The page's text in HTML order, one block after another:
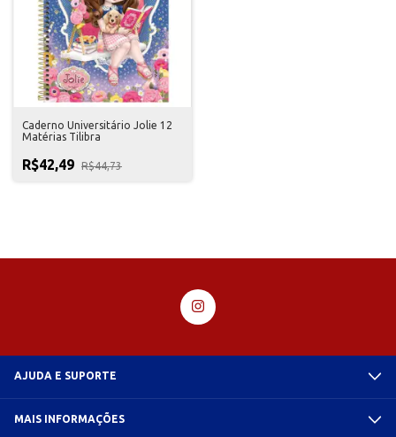
Caderno Universitário Jolie 12
Matérias Tilibra
R$42,49 R$44,73
AJUDA E SUPORTE
MAIS INFORMAÇÕES